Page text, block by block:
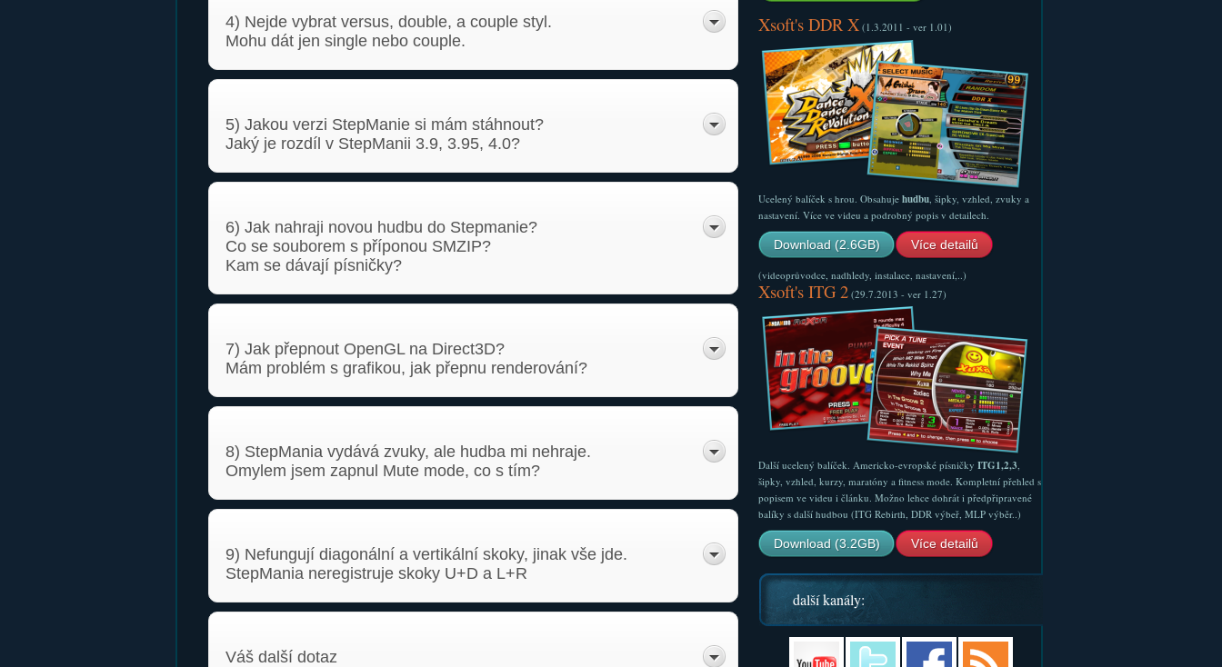
4) Nejde vybrat versus, double, a couple styl.
Mohu dát jen single nebo couple.
5) Jakou verzi StepManie si mám stáhnout?
Jaký je rozdíl v StepManii 3.9, 3.95, 4.0?
6) Jak nahraji novou hudbu do Stepmanie?
Co se souborem s příponou SMZIP?
Kam se dávají písničky?
7) Jak přepnout OpenGL na Direct3D?
Mám problém s grafikou, jak přepnu renderování?
8) StepMania vydává zvuky, ale hudba mi nehraje.
Omylem jsem zapnul Mute mode, co s tím?
9) Nefungují diagonální a vertikální skoky, jinak vše jde.
StepMania neregistruje skoky U+D a L+R
Váš další dotaz
Xsoft's DDR X(1.3.2011 - ver 1.01)
Ucelený balíček s hrou. Obsahuje hudbu, šipky, vzhled, zvuky a
nastavení. Více ve videu a podrobný popis v detailech.
Download (2.6GB) Více detailů
(videoprůvodce, nadhledy, instalace, nastavení,..)
Xsoft's ITG 2(29.7.2013 - ver 1.27)
Další ucelený balíček. Americko-evropské písničky ITG1,2,3,
šipky, vzhled, kurzy, maratóny a fitness mode. Kompletní přehled s
popisem ve videu i článku. Možno lehce dohrát i předpřipravené
balíky s další hudbou (ITG Rebirth, DDR výbeř, MLP výběr..)
Download (3.2GB) Více detailů
další kanály: